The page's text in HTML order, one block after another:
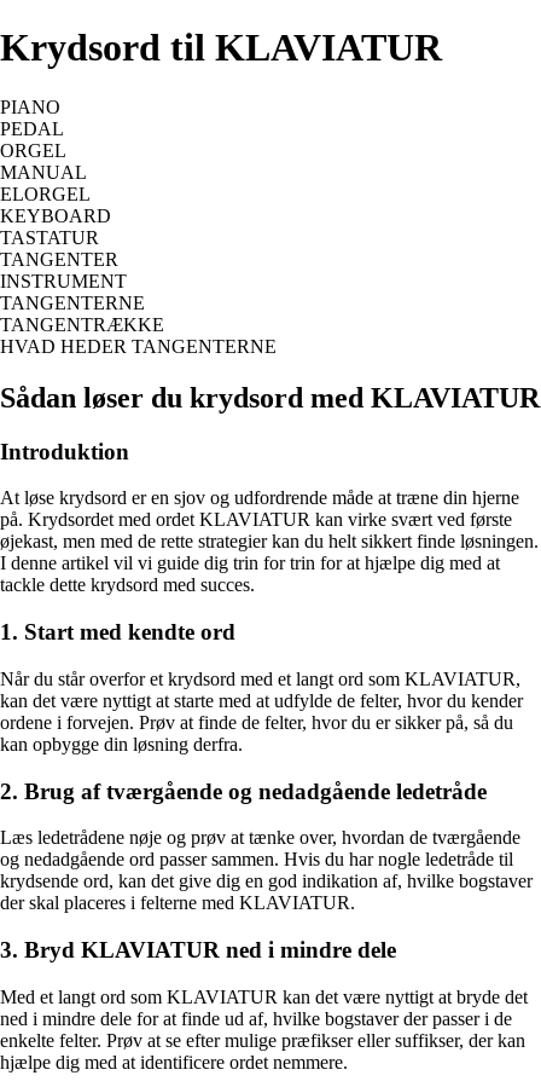
Krydsord til KLAVIATUR
PIANO
PEDAL
ORGEL
MANUAL
ELORGEL
KEYBOARD
TASTATUR
TANGENTER
INSTRUMENT
TANGENTERNE
TANGENTRÆKKE
HVAD HEDER TANGENTERNE
Sådan løser du krydsord med KLAVIATUR
Introduktion
At løse krydsord er en sjov og udfordrende måde at træne din hjerne
på. Krydsordet med ordet KLAVIATUR kan virke svært ved første
øjekast, men med de rette strategier kan du helt sikkert finde løsningen.
I denne artikel vil vi guide dig trin for trin for at hjælpe dig med at
tackle dette krydsord med succes.
1. Start med kendte ord
Når du står overfor et krydsord med et langt ord som KLAVIATUR,
kan det være nyttigt at starte med at udfylde de felter, hvor du kender
ordene i forvejen. Prøv at finde de felter, hvor du er sikker på, så du
kan opbygge din løsning derfra.
2. Brug af tværgående og nedadgående ledetråde
Læs ledetrådene nøje og prøv at tænke over, hvordan de tværgående
og nedadgående ord passer sammen. Hvis du har nogle ledetråde til
krydsende ord, kan det give dig en god indikation af, hvilke bogstaver
der skal placeres i felterne med KLAVIATUR.
3. Bryd KLAVIATUR ned i mindre dele
Med et langt ord som KLAVIATUR kan det være nyttigt at bryde det
ned i mindre dele for at finde ud af, hvilke bogstaver der passer i de
enkelte felter. Prøv at se efter mulige præfikser eller suffikser, der kan
hjælpe dig med at identificere ordet nemmere.